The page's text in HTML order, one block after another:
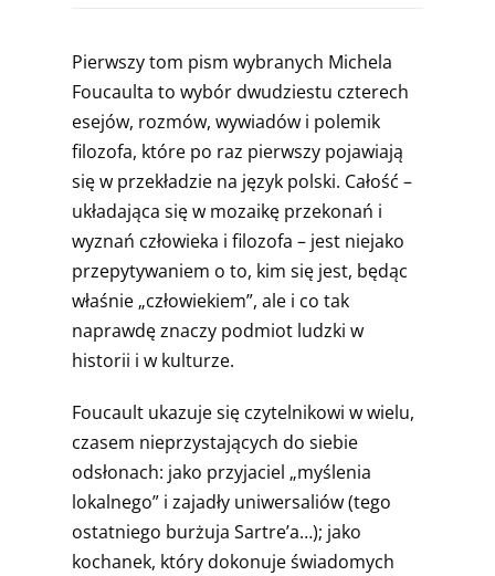
Pierwszy tom pism wybranych Michela
Foucaulta to wybór dwudziestu czterech
esejów, rozmów, wywiadów i polemik
filozofa, które po raz pierwszy pojawiają
się w przekładzie na język polski. Całość –
układająca się w mozaikę przekonań i
wyznań człowieka i filozofa – jest niejako
przepytywaniem o to, kim się jest, będąc
właśnie „człowiekiem”, ale i co tak
naprawdę znaczy podmiot ludzki w
historii i w kulturze.
Foucault ukazuje się czytelnikowi w wielu,
czasem nieprzystających do siebie
odsłonach: jako przyjaciel „myślenia
lokalnego” i zajadły uniwersaliów (tego
ostatniego burżuja Sartre’a…); jako
kochanek, który dokonuje świadomych